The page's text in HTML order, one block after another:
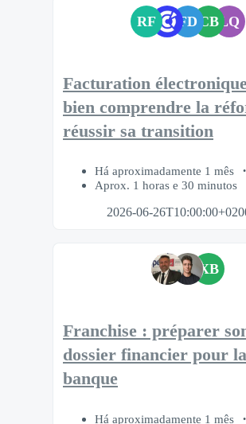
RF FD CB LQ
Facturation
bien comprendre la
réussir sa transition
Há aproximadamente 1 mês
Aprox. 1 horas e 30 minutos
2026-06-
XB
Franchise : préparer
dossier financier pour la
banque
Há aproximadamente 1 mês